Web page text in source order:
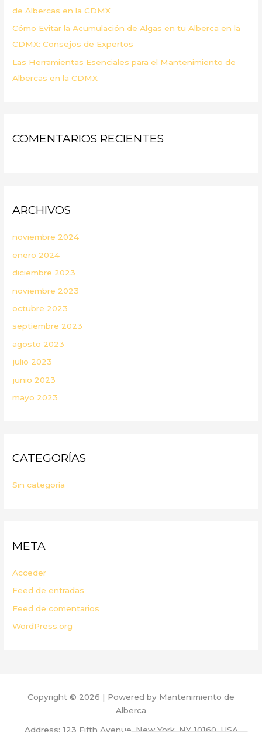
de Albercas en la CDMX
Cómo Evitar la Acumulación de Algas en tu Alberca en la
CDMX: Consejos de Expertos
Las Herramientas Esenciales para el Mantenimiento de
Albercas en la CDMX
COMENTARIOS RECIENTES
ARCHIVOS
noviembre 2024
enero 2024
diciembre 2023
noviembre 2023
octubre 2023
septiembre 2023
agosto 2023
julio 2023
junio 2023
mayo 2023
CATEGORÍAS
Sin categoría
META
Acceder
Feed de entradas
Feed de comentarios
WordPress.org
Copyright © 2026 | Powered by Mantenimiento de
Alberca
Address: 123 Fifth Avenue, New York, NY 10160, USA